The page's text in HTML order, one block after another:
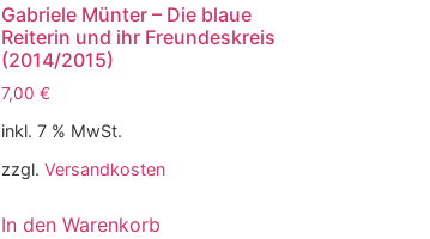
Gabriele Münter – Die blaue
Reiterin und ihr Freundeskreis
(2014/2015)
7,00€
inkl. 7 % MwSt.
zzgl.Versandkosten
In den Warenkorb